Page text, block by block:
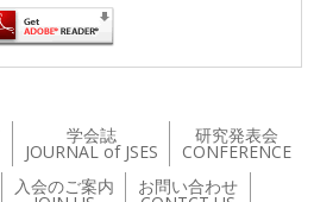
学会誌
JOURNAL of JSES
研究発表会
CONFERENCE
入会のご案内 お問い合わせ